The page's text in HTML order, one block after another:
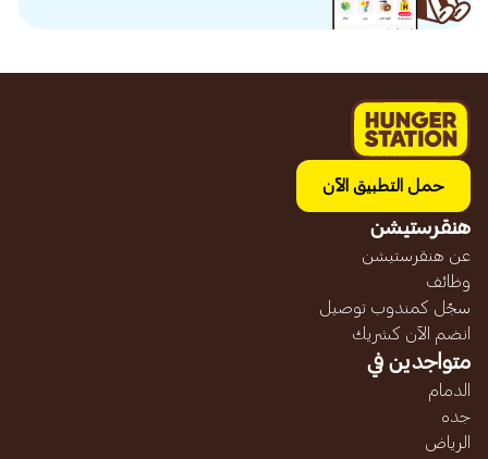
حمل التطبيق الآن
هنقرستيشن
عن هنقرستيشن
وظائف
سجّل كمندوب توصيل
انضم الآن كشريك
متواجدين في
الدمام
جده
الرياض